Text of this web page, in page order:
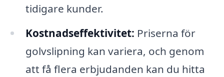
tidigare kunder.
Kostnadseffektivitet: Priserna för
golvslipning kan variera, och genom
att få flera erbjudanden kan du hitta